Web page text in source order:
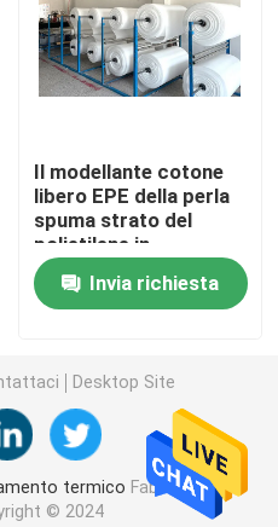
della schiuma
di roccia
Il modellante cotone
libero EPE della perla
spuma strato del
polietilene in
espansione 5mm del
rotoloInvia richiesta
Desktop Site
termico Fabbrica
© 2024